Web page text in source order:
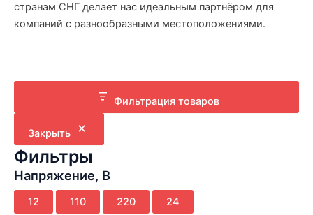
Фильтрация товаров
Закрыть
Фильтры
Напряжение, В
а
12 110 220 24
странам СНГ делает нас идеальным партнёром для
компаний с разнообразными местоположениями.